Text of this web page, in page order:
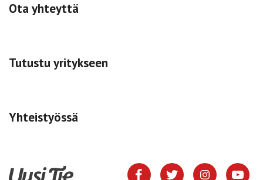
Ota yhteyttä
Tutustu yritykseen
Yhteistyössä